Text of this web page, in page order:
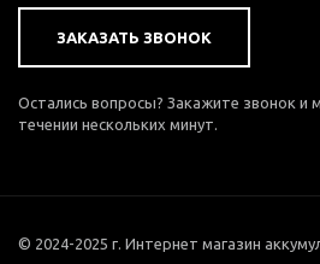
ЗАКАЗАТЬ ЗВОНОК
Остались вопросы? Закажите звонок и
течении нескольких минут.
© 2024-2025 г. Интернет магазин